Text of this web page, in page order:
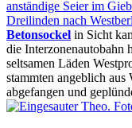
anständige Seier im
Dreilinden nach
Betonsockel in Sicht
die Interzonenautobahn
seltsamen Läden
stammten angeblich aus
abgefangen und